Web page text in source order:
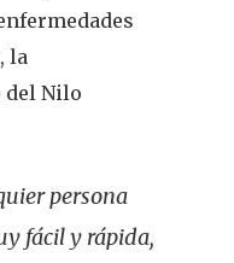
la
del Nilo
persona
fácil y rápida,